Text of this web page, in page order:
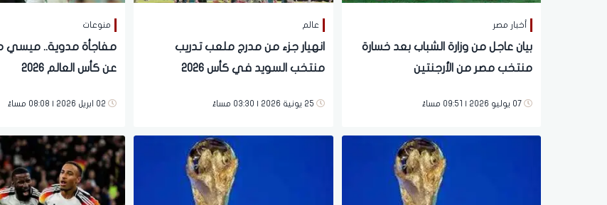
أخبار مصر
بيان عاجل من وزارة الشباب بعد خسارة
منتخب مصر من الأرجنتين
07 يوليو 2026 | 09:51 مساءً
عالم
انهيار جزء من مدرج ملعب تدريب
منتخب السويد في كأس 2026
25 يونية 2026 | 03:30 مساءً
منوعات
مفاجأة مدوية.. ميسي
عن كأس العالم 2026
02 ابريل 2026 | 08:08 مساءً